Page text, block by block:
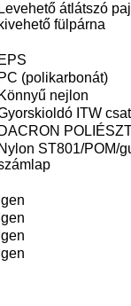
Levehető átlátszó
kivehető fülpárna
EPS
PC (polikarbonát)
Könnyű nejlon
ITW csat
DACRON
Nylon ST801/POM/
Igen
Igen
Igen
Igen